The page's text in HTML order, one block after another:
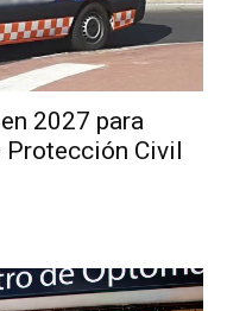
2027 para
Protección Civil